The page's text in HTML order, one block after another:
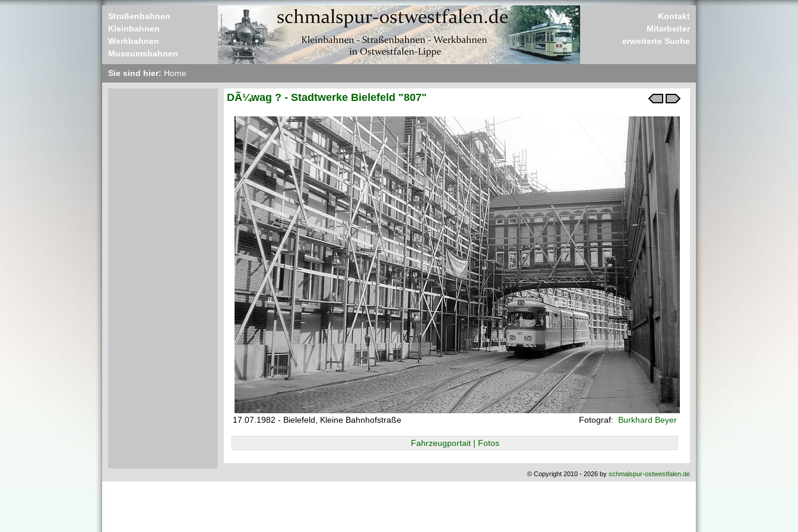
Straßenbahnen
Kleinbahnen
Werkbahnen
Museumsbahnen
Kontakt
Mitarbeiter
erweiterte Suche
Sie sind hier: Home
DÃ¼wag ? - Stadtwerke Bielefeld "807"
17.07.1982 - Bielefeld, Kleine Bahnhofstraße Fotograf: Burkhard Beyer
Fahrzeugportait | Fotos
© Copyright 2010 - 2026 by schmalspur-ostwestfalen.de